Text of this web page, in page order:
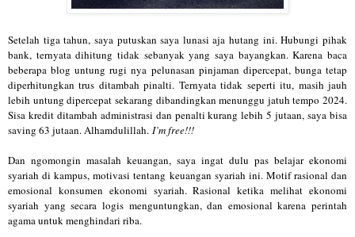
Setelah tiga tahun, saya putuskan saya lunasi aja hutang ini. Hubungi pihak
bank, ternyata dihitung tidak sebanyak yang saya bayangkan. Karena baca
beberapa blog untung rugi nya pelunasan pinjaman dipercepat, bunga tetap
diperhitungkan trus ditambah pinalti. Ternyata tidak seperti itu, masih jauh
lebih untung dipercepat sekarang dibandingkan menunggu jatuh tempo 2024.
Sisa kredit ditambah administrasi dan penalti kurang lebih 5 jutaan, saya bisa
saving 63 jutaan. Alhamdulillah. I’m free!!!
Dan ngomongin masalah keuangan, saya ingat dulu pas belajar ekonomi
syariah di kampus, motivasi tentang keuangan syariah ini. Motif rasional dan
emosional konsumen ekonomi syariah. Rasional ketika melihat ekonomi
syariah yang secara logis menguntungkan, dan emosional karena perintah
agama untuk menghindari riba.